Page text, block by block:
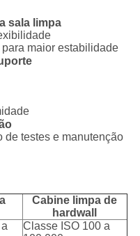
sala limpa
maior estabilidade
de testes e manutenção
Cabine limpa de
hardwall
Classe ISO 100 a